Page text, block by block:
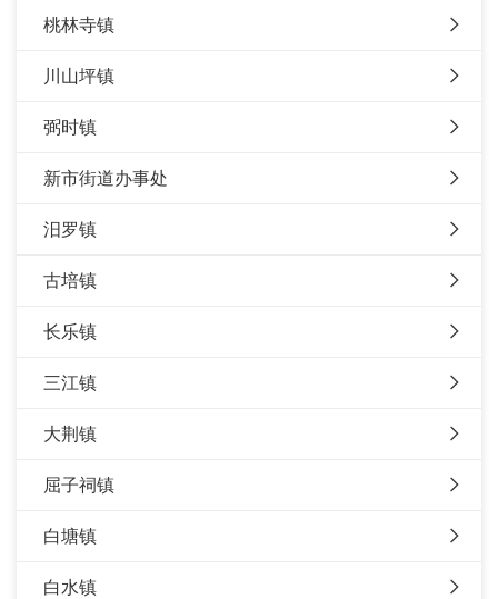
桃林寺镇
川山坪镇
弼时镇
新市街道办事处
汨罗镇
古培镇
长乐镇
三江镇
大荆镇
屈子祠镇
白塘镇
白水镇